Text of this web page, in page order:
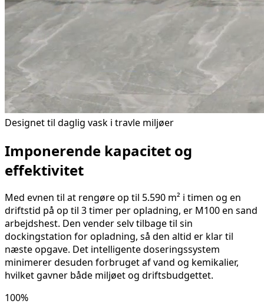
Designet til daglig vask i travle miljøer
Imponerende kapacitet og
eﬀektivitet
Med evnen til at rengøre op til 5.590 m² i timen og en
driftstid på op til 3 timer per opladning, er M100 en sand
arbejdshest. Den vender selv tilbage til sin
dockingstation for opladning, så den altid er klar til
næste opgave. Det intelligente doseringssystem
minimerer desuden forbruget af vand og kemikalier,
hvilket gavner både miljøet og driftsbudgettet.
100%